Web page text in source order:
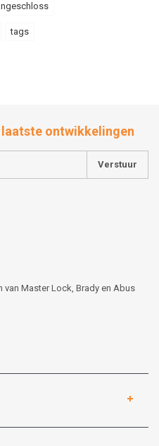
tags
ontwikkelingen
Verstuur
van Master Lock, Brady en Abus